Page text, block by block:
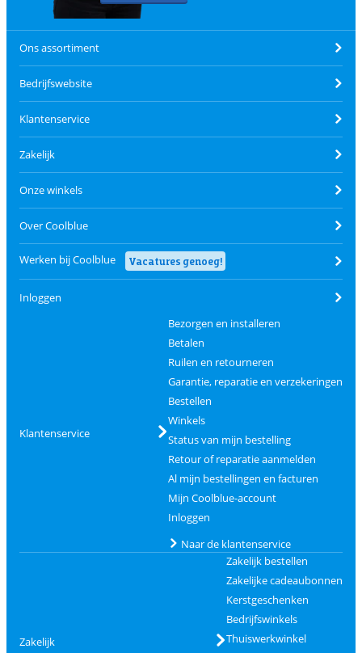
Ons assortiment
Bedrijfswebsite
Klantenservice
Zakelijk
Onze winkels
Over Coolblue
Werken bij Coolblue Vacatures genoeg!
Inloggen
Klantenservice
Bezorgen en installeren
Betalen
Ruilen en retourneren
Garantie, reparatie en verzekeringen
Bestellen
Winkels
Status van mijn bestelling
Retour of reparatie aanmelden
Al mijn bestellingen en facturen
Mijn Coolblue-account
Inloggen
Naar de klantenservice
Zakelijk
Zakelijk bestellen
Zakelijke cadeaubonnen
Kerstgeschenken
Bedrijfswinkels
Thuiswerkwinkel